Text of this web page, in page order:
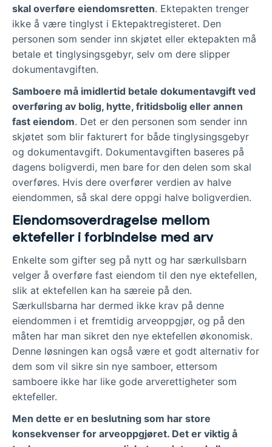
skal overføre eiendomsretten. Ektepakten trenger
ikke å være tinglyst i Ektepaktregisteret. Den
personen som sender inn skjøtet eller ektepakten må
betale et tinglysingsgebyr, selv om dere slipper
dokumentavgiften.
Samboere må imidlertid betale dokumentavgift ved
overføring av bolig, hytte, fritidsbolig eller annen
fast eiendom. Det er den personen som sender inn
skjøtet som blir fakturert for både tinglysingsgebyr
og dokumentavgift. Dokumentavgiften baseres på
dagens boligverdi, men bare for den delen som skal
overføres. Hvis dere overfører verdien av halve
eiendommen, så skal dere oppgi halve boligverdien.
Eiendomsoverdragelse mellom
ektefeller i forbindelse med arv
Enkelte som gifter seg på nytt og har særkullsbarn
velger å overføre fast eiendom til den nye ektefellen,
slik at ektefellen kan ha særeie på den.
Særkullsbarna har dermed ikke krav på denne
eiendommen i et fremtidig arveoppgjør, og på den
måten har man sikret den nye ektefellen økonomisk.
Denne løsningen kan også være et godt alternativ for
dem som vil sikre sin nye samboer, ettersom
samboere ikke har like gode arverettigheter som
ektefeller.
Men dette er en beslutning som har store
konsekvenser for arveoppgjøret. Det er viktig å